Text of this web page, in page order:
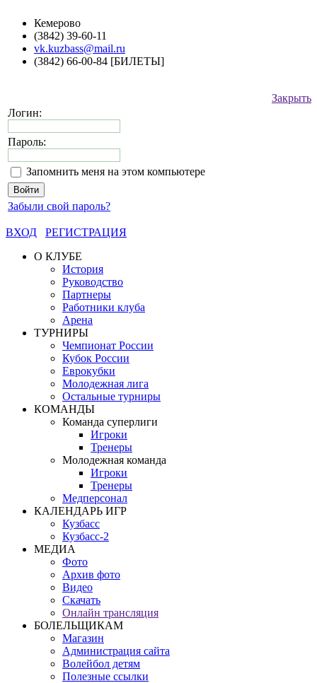
Кемерово
(3842) 39-60-11
vk.kuzbass@mail.ru
(3842) 66-00-84 [БИЛЕТЫ]
Закрыть
Логин:
Пароль:
Запомнить меня на этом компьютере
Забыли свой пароль?
ВХОД
РЕГИСТРАЦИЯ
О КЛУБЕ
История
Руководство
Партнеры
Работники клуба
Арена
ТУРНИРЫ
Чемпионат России
Кубок России
Еврокубки
Молодежная лига
Остальные турниры
КОМАНДЫ
Команда суперлиги
Игроки
Тренеры
Молодежная команда
Игроки
Тренеры
Медперсонал
КАЛЕНДАРЬ ИГР
Кузбасс
Кузбасс-2
МЕДИА
Фото
Архив фото
Видео
Скачать
Онлайн трансляция
БОЛЕЛЬЩИКАМ
Магазин
Администрация сайта
Волейбол детям
Полезные ссылки